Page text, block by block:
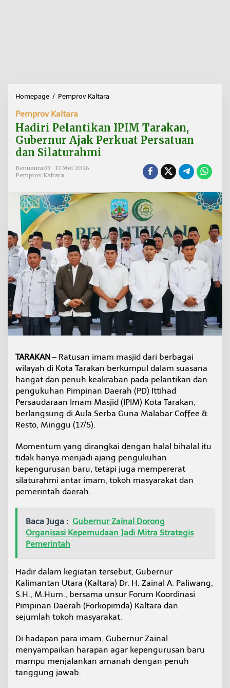
Homepage / Pemprov Kaltara
r
i
k
a
n
I
P
I
M
r
a
k
a
n
G
b
e
r
n
u
a
k
P
e
r
t
P
s
t
u
a
n
d
S
i
l
Pemprov Kaltara
Hadiri Pelantikan IPIM Tarakan,
Gubernur Ajak Perkuat Persatuan
dan Silaturahmi
Benuanta03
17 Mei 2026
Pemprov Kaltara
TARAKAN – Ratusan imam masjid dari berbagai
wilayah di Kota Tarakan berkumpul dalam suasana
hangat dan penuh keakraban pada pelantikan dan
pengukuhan Pimpinan Daerah (PD) Ittihad
Persaudaraan Imam Masjid (IPIM) Kota Tarakan,
berlangsung di Aula Serba Guna Malabar Coffee &
Resto, Minggu (17/5).
Momentum yang dirangkai dengan halal bihalal itu
tidak hanya menjadi ajang pengukuhan
kepengurusan baru, tetapi juga mempererat
silaturahmi antar imam, tokoh masyarakat dan
pemerintah daerah.
Baca Juga : Gubernur Zainal Dorong
Organisasi Kepemudaan Jadi Mitra Strategis
Pemerintah
Hadir dalam kegiatan tersebut, Gubernur
Kalimantan Utara (Kaltara) Dr. H. Zainal A. Paliwang,
S.H., M.Hum., bersama unsur Forum Koordinasi
Pimpinan Daerah (Forkopimda) Kaltara dan
sejumlah tokoh masyarakat.
Di hadapan para imam, Gubernur Zainal
menyampaikan harapan agar kepengurusan baru
mampu menjalankan amanah dengan penuh
tanggung jawab.